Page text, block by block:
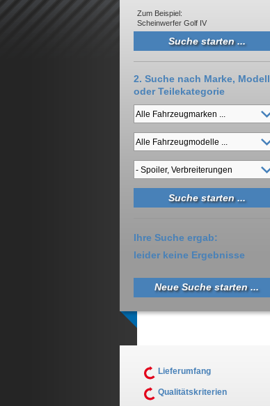
Zum Beispiel:
Scheinwerfer Golf IV
2. Suche nach Marke, Modell
oder Teilekategorie
Ihre Suche ergab:
leider keine Ergebnisse
Neue Suche starten ...
Lieferumfang
Qualitätskriterien